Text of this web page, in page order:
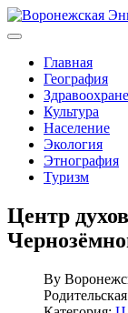
Главная
География
Культура
Население
Экология
Этнография
Туризм
Центр
By